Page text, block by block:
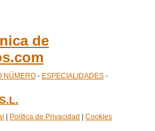
de
NÚMERO - ESPECIALIDADES -
Política de Privacidad
Cookies